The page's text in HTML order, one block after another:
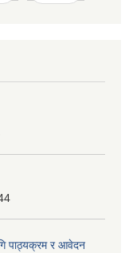
पाठ्यक्रम र आवेदन